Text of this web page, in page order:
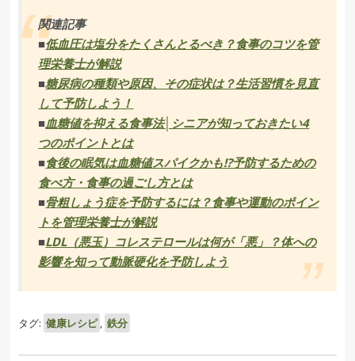
関連記事
■低血圧は塩分をたくさんとるべき？食事のコツを管
理栄養士が解説
■糖尿病の種類や原因、その症状は？生活習慣を見直
して予防しよう！
■血糖値を抑える食事法│シニアが知っておきたい4
つのポイントとは
■食後の眠気は血糖値スパイクかも!?予防するための
食べ方・食事の過ごし方とは
■骨粗しょう症を予防するには？食事や運動のポイン
トを管理栄養士が解説
■LDL（悪玉）コレステロールは何が「悪」？体への
影響を知って動脈硬化を予防しよう
タグ: 健康レシピ, 鉄分